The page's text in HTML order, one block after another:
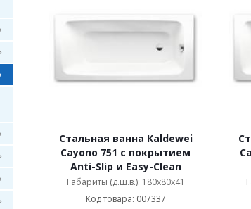
Стальная ванна Kaldewei
Cayono 751 с покрытием
Anti-Slip и Easy-Clean
Габариты (д.ш.в.): 180x80x41
Код товара: 007337